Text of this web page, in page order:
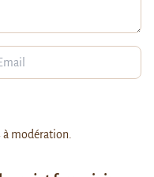
modération.